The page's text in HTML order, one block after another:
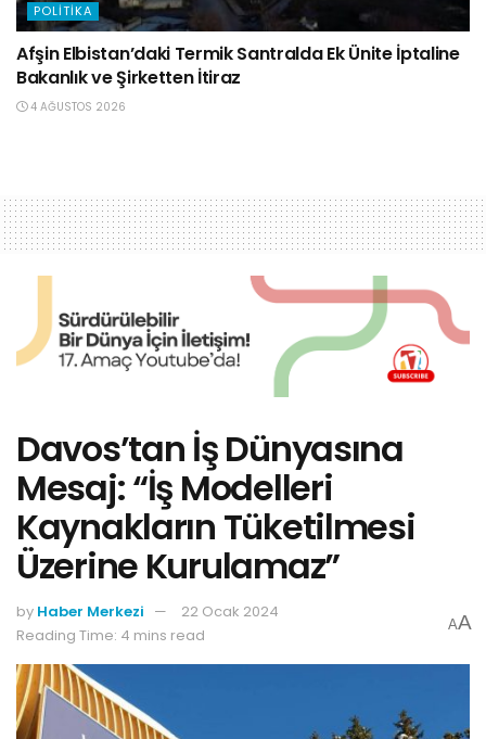
POLITIKA
Afşin Elbistan’daki Termik Santralda Ek Ünite İptaline
Bakanlık ve Şirketten İtiraz
4 AĞUSTOS 2026
Davos’tan İş Dünyasına
Mesaj: “İş Modelleri
Kaynakların Tüketilmesi
Üzerine Kurulamaz”
by Haber Merkezi
22 Ocak 2024
Reading Time: 4 mins read
AA